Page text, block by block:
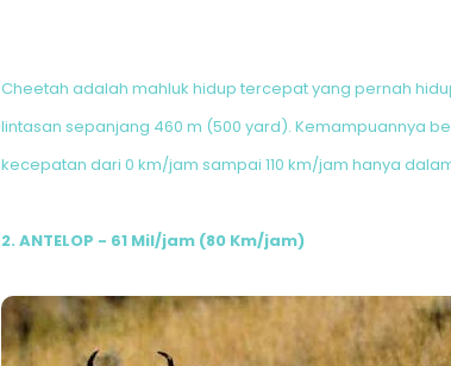
Cheetah adalah mahluk hidup tercepat yang pernah
lintasan sepanjang 460 m (500 yard). Kemampuannya
kecepatan dari 0 km/jam sampai 110 km/jam hanya
2. ANTELOP - 61 Mil/jam (80 Km/jam)